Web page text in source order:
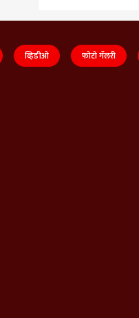
व्हिडीओ फोटो गॅलरी